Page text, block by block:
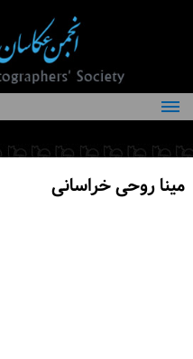
درباره انجمن
کمیته‌های انجمن
اعضاء انجمنمینا روحی خراسانی